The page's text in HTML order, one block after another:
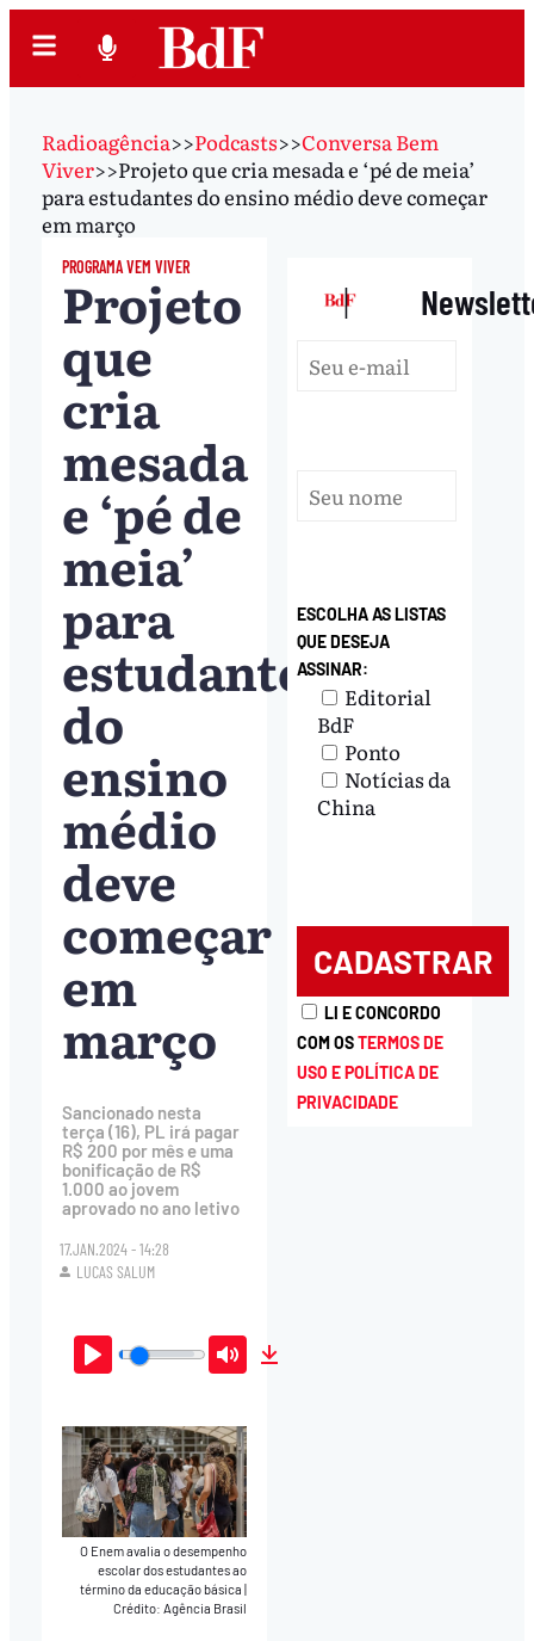
Radioagência>>Podcasts>>Conversa Bem
Viver>>Projeto que cria mesada e ‘pé de meia’
para estudantes do ensino médio deve começar
em março
PROGRAMA VEM VIVER
Projeto
que
cria
mesada
e ‘pé de
meia’
para
estudantes
do
ensino
médio
deve
começar
em
março
Sancionado nesta
terça (16), PL irá pagar
R$ 200 por mês e uma
bonificação de R$
1.000 ao jovem
aprovado no ano letivo
17.JAN.2024 - 14:28
LUCAS SALUM
Play Mute
O Enem avalia o desempenho
escolar dos estudantes ao
término da educação básica|
Crédito: Agência Brasil
|
ESCOLHA AS LISTAS
QUE DESEJA
ASSINAR:
Editorial
BdF
Ponto
Notícias da
China
LI E CONCORDO
COM OSTERMOS DE
USO E POLÍTICA DE
PRIVACIDADE